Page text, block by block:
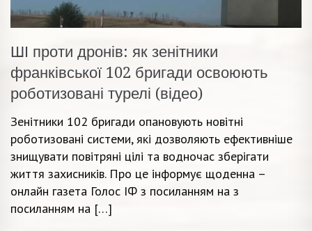
ШІ проти дронів: як зенітники
франківської 102 бригади освоюють
роботизовані турелі (відео)
Зенітники 102 бригади опановують новітні
роботизовані системи, які дозволяють ефективніше
знищувати повітряні цілі та водночас зберігати
життя захисників. Про це інформує щоденна –
онлайн газета Голос ІФ з посиланням на з
посиланням на […]